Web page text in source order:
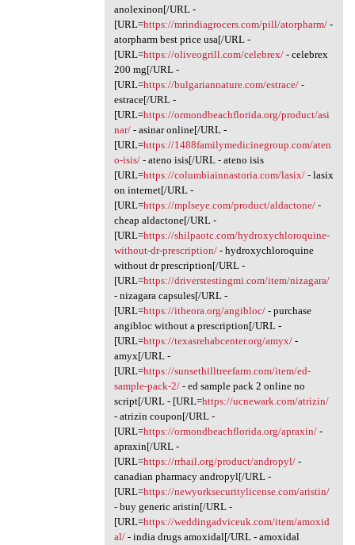
anolexinon[/URL -
[URL=https://mrindiagrocers.com/pill/atorpharm/-
atorpharm best price usa[/URL -
[URL=https://oliveogrill.com/celebrex/- celebrex
200 mg[/URL -
[URL=https://bulgariannature.com/estrace/-
estrace[/URL -
[URL=https://ormondbeachflorida.org/product/asi
nar/- asinar online[/URL -
[URL=https://1488familymedicinegroup.com/aten
o-isis/- ateno isis[/URL - ateno isis
[URL=https://columbiainnastoria.com/lasix/- lasix
on internet[/URL -
[URL=https://mplseye.com/product/aldactone/-
cheap aldactone[/URL -
[URL=https://shilpaotc.com/hydroxychloroquine-
without-dr-prescription/- hydroxychloroquine
without dr prescription[/URL -
[URL=https://driverstestingmi.com/item/nizagara/
- nizagara capsules[/URL -
[URL=https://itheora.org/angibloc/- purchase
angibloc without a prescription[/URL -
[URL=https://texasrehabcenter.org/amyx/-
amyx[/URL -
[URL=https://sunsethilltreefarm.com/item/ed-
sample-pack-2/- ed sample pack 2 online no
script[/URL - [URL=https://ucnewark.com/atrizin/
- atrizin coupon[/URL -
[URL=https://ormondbeachflorida.org/apraxin/-
apraxin[/URL -
[URL=https://rrhail.org/product/andropyl/-
canadian pharmacy andropyl[/URL -
[URL=https://newyorksecuritylicense.com/aristin/
- buy generic aristin[/URL -
[URL=https://weddingadviceuk.com/item/amoxid
al/- india drugs amoxidal[/URL - amoxidal